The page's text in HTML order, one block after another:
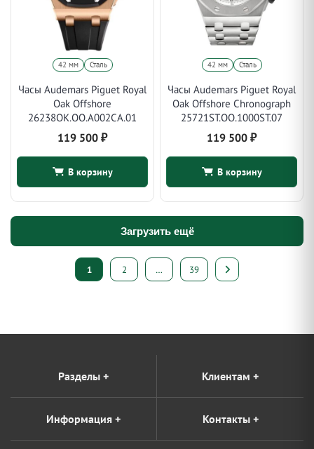
42 мм Сталь
Часы Audemars Piguet Royal
Oak Offshore
26238OK.OO.A002CA.01
119 500 ₽
В корзину
42 мм Сталь
Часы Audemars Piguet Royal
Oak Offshore Chronograph
25721ST.OO.1000ST.07
119 500 ₽
В корзину
Загрузить ещё
Пагинация
1 2 … 39
Разделы + Клиентам +
Информация + Контакты+